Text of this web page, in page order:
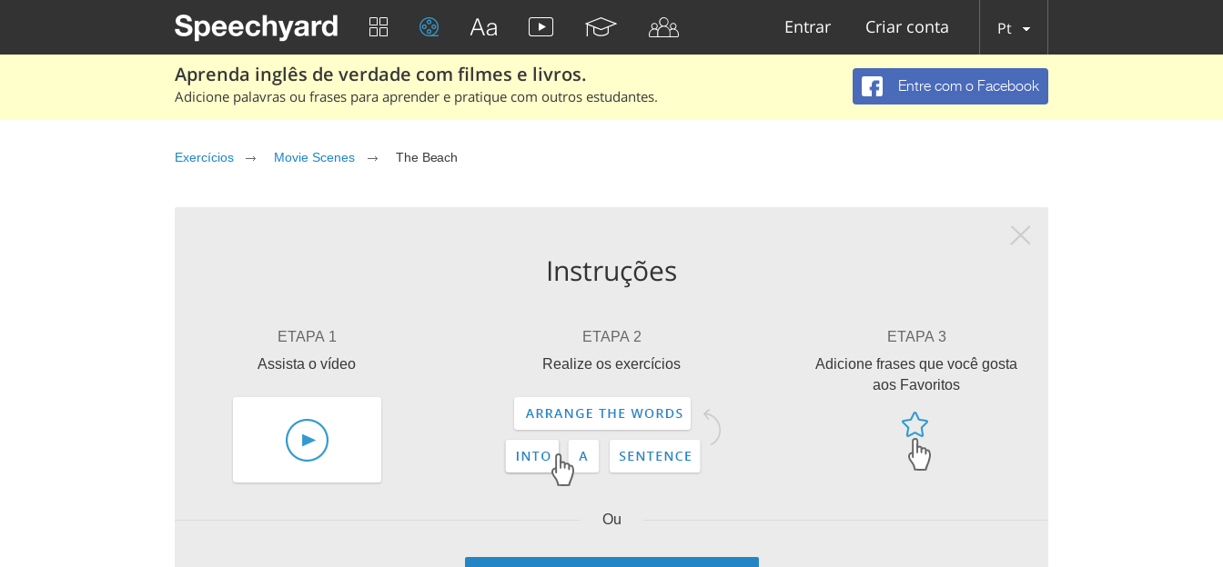
Entrar Criar conta Pt
Aprenda inglês de verdade com filmes e livros.
Adicione palavras ou frases para aprender e pratique com outros estudantes.
Entre com o Facebook
Exercícios Movie Scenes The Beach
Instruções
ETAPA 1
Assista o vídeo
ETAPA 2
Realize os exercícios
ETAPA 3
Adicione frases que você gosta
aos Favoritos
Ou